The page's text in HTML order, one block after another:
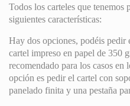
Todos los carteles que tenemos
siguientes características:
Hay dos opciones, podéis pedir
cartel impreso en papel de 350
recomendado para los casos en
opción es pedir el cartel con
panelado finita y una pestaña